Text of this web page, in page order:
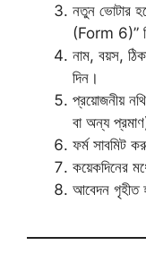
নতুন ভোটার
(Form 6)”
নাম, বয়স,
দিন।
প্রয়োজনীয়
বা অন্য
ফর্ম সাবমিট
কয়েকদিনের
আবেদন গৃহীত